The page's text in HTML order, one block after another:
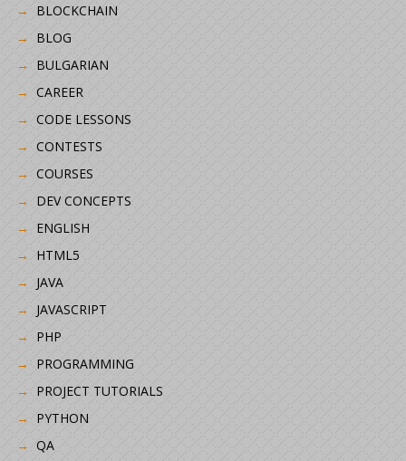
BLOCKCHAIN
BLOG
BULGARIAN
CAREER
CODE LESSONS
CONTESTS
COURSES
DEV CONCEPTS
ENGLISH
HTML5
JAVA
JAVASCRIPT
PHP
PROGRAMMING
PROJECT TUTORIALS
PYTHON
QA